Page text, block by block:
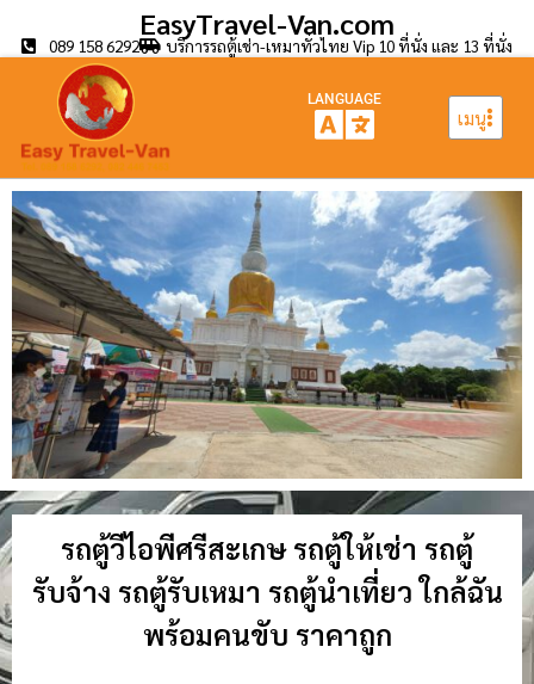
EasyTravel-Van.com
089 158 6292 บริการรถตู้เช่า-เหมาทั่วไทย Vip 10 ที่นั่ง และ 13 ที่นั่ง
เมนู
LANGUAGE
รถตู้วีไอพีศรีสะเกษ รถตู้ให้เช่า รถตู้
รับจ้าง รถตู้รับเหมา รถตู้นำเที่ยว ใกล้ฉัน
พร้อมคนขับ ราคาถูก